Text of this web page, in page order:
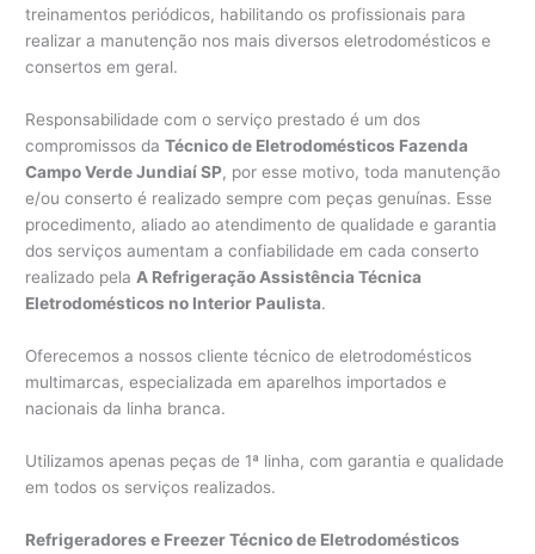
treinamentos periódicos, habilitando os profissionais para
realizar a manutenção nos mais diversos eletrodomésticos e
consertos em geral.
Responsabilidade com o serviço prestado é um dos
compromissos daTécnico de Eletrodomésticos Fazenda
Campo Verde Jundiaí SP, por esse motivo, toda manutenção
e/ou conserto é realizado sempre com peças genuínas. Esse
procedimento, aliado ao atendimento de qualidade e garantia
dos serviços aumentam a confiabilidade em cada conserto
realizado pela A Refrigeração Assistência Técnica
Eletrodomésticos no Interior Paulista.
Oferecemos a nossos cliente técnico de eletrodomésticos
multimarcas, especializada em aparelhos importados e
nacionais da linha branca.
Utilizamos apenas peças de 1ª linha, com garantia e qualidade
em todos os serviços realizados.
Refrigeradores e Freezer Técnico de Eletrodomésticos